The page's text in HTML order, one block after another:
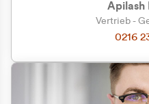
Zu welcher
Apilash
Vertrieb -
0216